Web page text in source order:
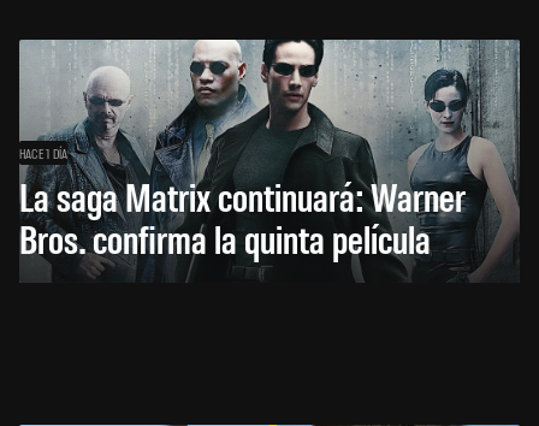
HACE 1 DÍA
La saga Matrix continuará: Warner
Bros. confirma la quinta película